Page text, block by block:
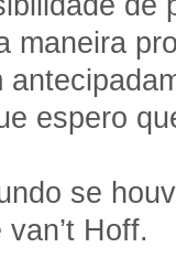
maneira
espero
se
Hoff.